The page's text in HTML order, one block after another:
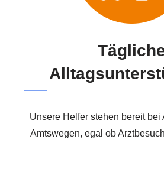
Unsere Helfer stehen bereit bei
Amtswegen, egal ob